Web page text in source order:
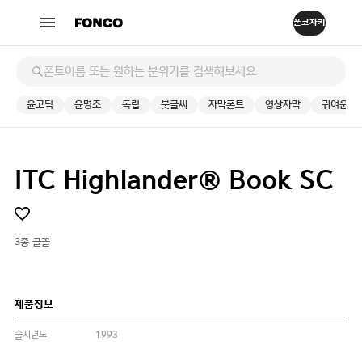
윤고딕 윤명조 독립 붓글씨 자막폰트 영상자막 귀여운
ITC Highlander® Book SC
3종 글꼴
제품정보
출시년도
1993